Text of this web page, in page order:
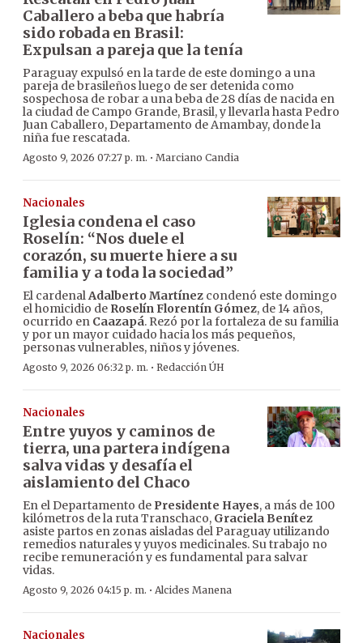
Caballero a beba que habría
sido robada en Brasil:
Expulsan a pareja que la tenía
Paraguay expulsó en la tarde de este domingo a una
pareja de brasileños luego de ser detenida como
sospechosa de robar a una beba de 28 días de nacida en
la ciudad de Campo Grande, Brasil, y llevarla hasta Pedro
Juan Caballero, Departamento de Amambay, donde la
niña fue rescatada.
Agosto 9, 2026 07:27 p. m. · Marciano Candia
Nacionales
Iglesia condena el caso
Roselín: “Nos duele el
corazón, su muerte hiere a su
familia y a toda la sociedad”
El cardenalAdalberto Martínez condenó este domingo
el homicidio de Roselín Florentín Gómez, de 14 años,
ocurrido en Caazapá. Rezó por la fortaleza de su familia
y por un mayor cuidado hacia los más pequeños,
personas vulnerables, niños y jóvenes.
Agosto 9, 2026 06:32 p. m. · Redacción ÚH
Nacionales
Entre yuyos y caminos de
tierra, una partera indígena
salva vidas y desafía el
aislamiento del Chaco
En el Departamento de Presidente Hayes, a más de 100
kilómetros de la ruta Transchaco, Graciela Benítez
asiste partos en zonas aisladas del Paraguay utilizando
remedios naturales y yuyos medicinales. Su trabajo no
recibe remuneración y es fundamental para salvar
vidas.
Agosto 9, 2026 04:15 p. m. · Alcides Manena
Nacionales